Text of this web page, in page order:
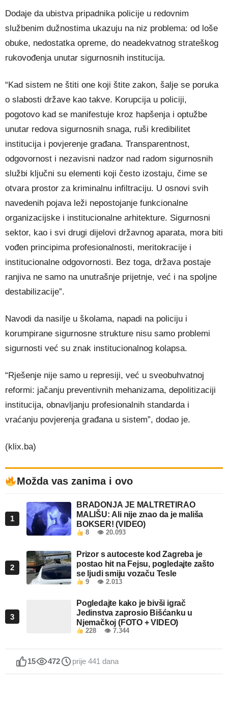
Dodaje da ubistva pripadnika policije u redovnim
službenim dužnostima ukazuju na niz problema: od loše
obuke, nedostatka opreme, do neadekvatnog strateškog
rukovođenja unutar sigurnosnih institucija.
“Kad sistem ne štiti one koji štite zakon, šalje se poruka
o slabosti države kao takve. Korupcija u policiji,
pogotovo kad se manifestuje kroz hapšenja i optužbe
unutar redova sigurnosnih snaga, ruši kredibilitet
institucija i povjerenje građana. Transparentnost,
odgovornost i nezavisni nadzor nad radom sigurnosnih
službi ključni su elementi koji često izostaju, čime se
otvara prostor za kriminalnu infiltraciju. U osnovi svih
navedenih pojava leži nepostojanje funkcionalne
organizacijske i institucionalne arhitekture. Sigurnosni
sektor, kao i svi drugi dijelovi državnog aparata, mora biti
vođen principima profesionalnosti, meritokracije i
institucionalne odgovornosti. Bez toga, država postaje
ranjiva ne samo na unutrašnje prijetnje, već i na spoljne
destabilizacije”.
Navodi da nasilje u školama, napadi na policiju i
korumpirane sigurnosne strukture nisu samo problemi
sigurnosti već su znak institucionalnog kolapsa.
“Rješenje nije samo u represiji, već u sveobuhvatnoj
reformi: jačanju preventivnih mehanizama, depolitizaciji
institucija, obnavljanju profesionalnih standarda i
vraćanju povjerenja građana u sistem”, dodao je.
(klix.ba)
Možda vas zanima i ovo
1
BRADONJA JE MALTRETIRAO
MALIŠU: Ali nije znao da je mališa
BOKSER! (VIDEO)
8 👁 20.093
2
Prizor s autoceste kod Zagreba je
postao hit na Fejsu, pogledajte zašto
se ljudi smiju vozaču Tesle
9 👁 2.013
3
Pogledajte kako je bivši igrač
Jedinstva zaprosio Bišćanku u
Njemačkoj (FOTO + VIDEO)
228 👁 7.344
15 472 prije 441 dana